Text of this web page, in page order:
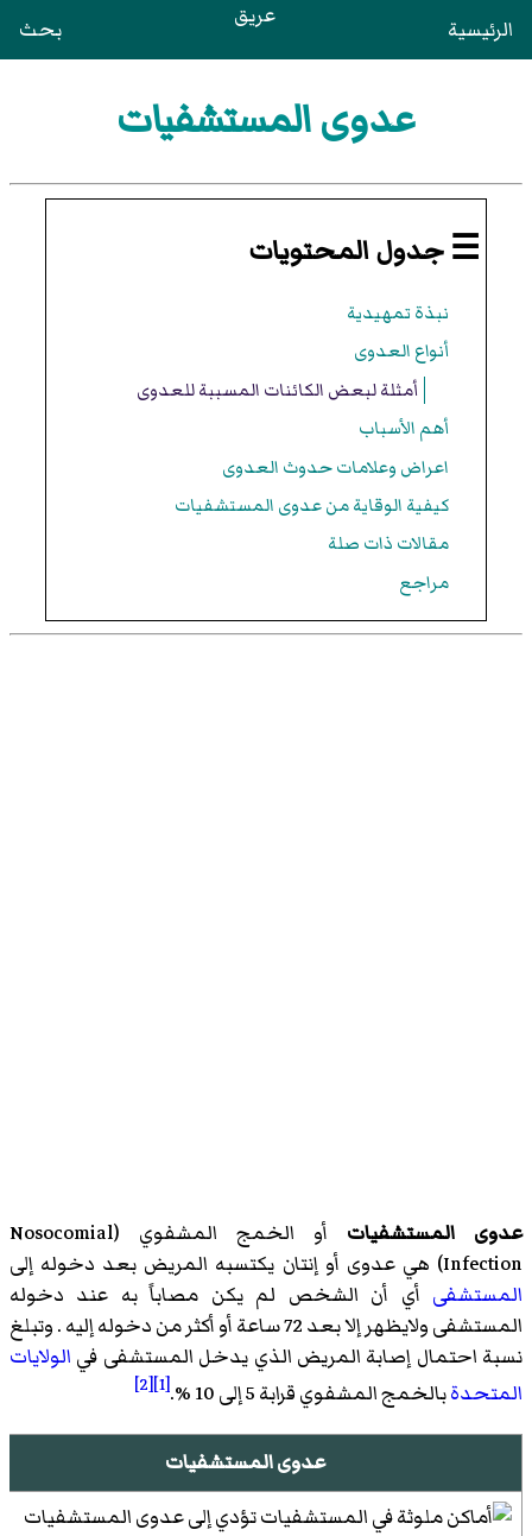
الرئيسية عريق بحث
عدوى المستشفيات
☰ جدول المحتويات
نبذة تمهيدية
أنواع العدوى
أمثلة لبعض الكائنات المسببة للعدوى
أهم الأسباب
اعراض وعلامات حدوث العدوى
كيفية الوقاية من عدوى المستشفيات
مقالات ذات صلة
مراجع
عدوى المستشفيات أو الخمج المشفوي (Nosocomial
Infection)‏ هي عدوى أو إنتان يكتسبه المريض بعد دخوله إلى
المستشفى أي أن الشخص لم يكن مصاباً به عند دخوله
المستشفى ولايظهر إلا بعد 72 ساعة أو أكثر من دخوله إليه . وتبلغ
نسبة احتمال إصابة المريض الذي يدخل المستشفى في الولايات
المتحدةبالخمج المشفوي قرابة 5 إلى 10 %. [1]
[2]
عدوى المستشفيات